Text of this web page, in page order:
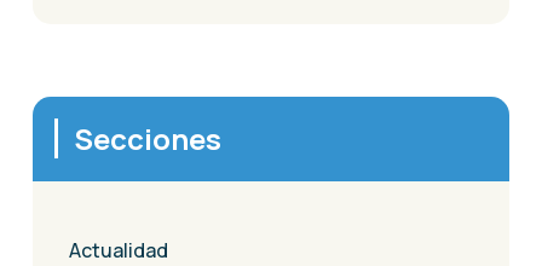
Secciones
Actualidad